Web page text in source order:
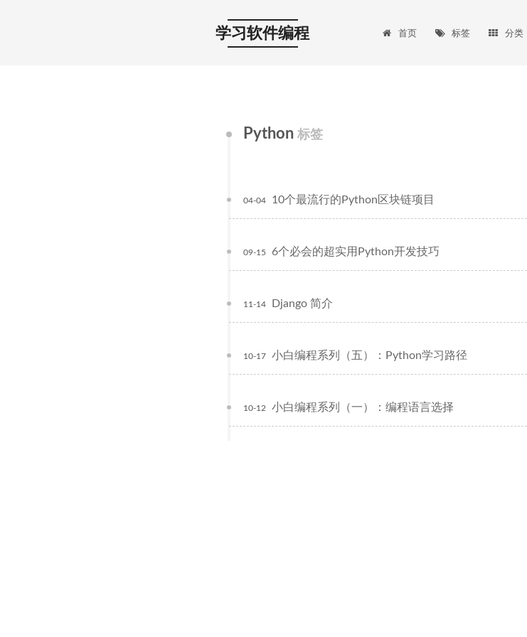
学习软件编程 首页 标签 分类
Python 标签
10个最流行的Python区块链项目
04-04
6个必会的超实用Python开发技巧
09-15
Django 简介
11-14
小白编程系列（五）：Python学习路径
10-17
小白编程系列（一）：编程语言选择
10-12